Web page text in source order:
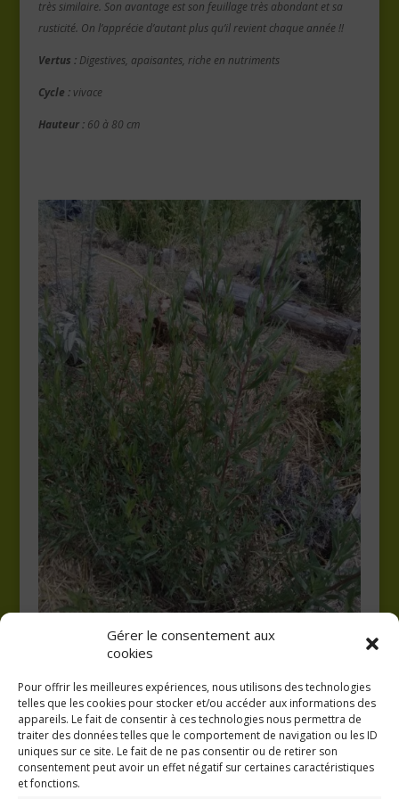
Gérer le consentement aux
cookies
Pour offrir les meilleures expériences, nous utilisons des technologies
telles que les cookies pour stocker et/ou accéder aux informations des
appareils. Le fait de consentir à ces technologies nous permettra de
traiter des données telles que le comportement de navigation ou les ID
uniques sur ce site. Le fait de ne pas consentir ou de retirer son
consentement peut avoir un effet négatif sur certaines caractéristiques
et fonctions.
très similaire. Son avantage est son feuillage très abondant et sa
rusticité. On l’apprécie d’autant plus qu’il revient chaque année !!
Vertus :Digestives, apaisantes, riche en nutriments
Cycle : vivace
Hauteur :60 à 80 cm
GAEC A la volée
Kergreach - Loperhet